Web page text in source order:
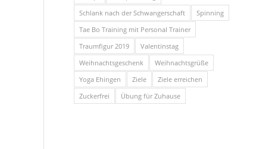
Schlank nach der Schwangerschaft
Spinning
Tae Bo Training mit Personal Trainer
Traumfigur 2019
Valentinstag
Weihnachtsgeschenk
Weihnachtsgrüße
Yoga Ehingen
Ziele
Ziele erreichen
Zuckerfrei
Übung für Zuhause